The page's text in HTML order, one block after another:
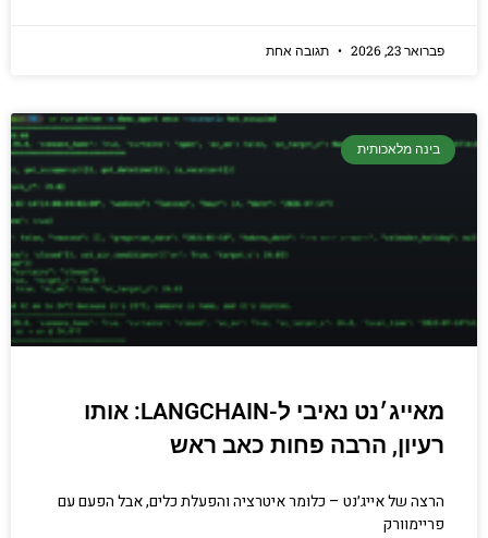
פברואר 23, 2026 תגובה אחת
בינה מלאכותית
מאייג׳נט נאיבי ל-LANGCHAIN: אותו
רעיון, הרבה פחות כאב ראש
הרצה של אייג׳נט – כלומר איטרציה והפעלת כלים, אבל הפעם עם
פריימוורק